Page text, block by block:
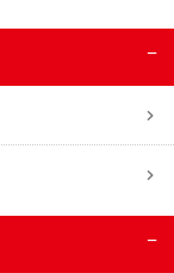
−
−